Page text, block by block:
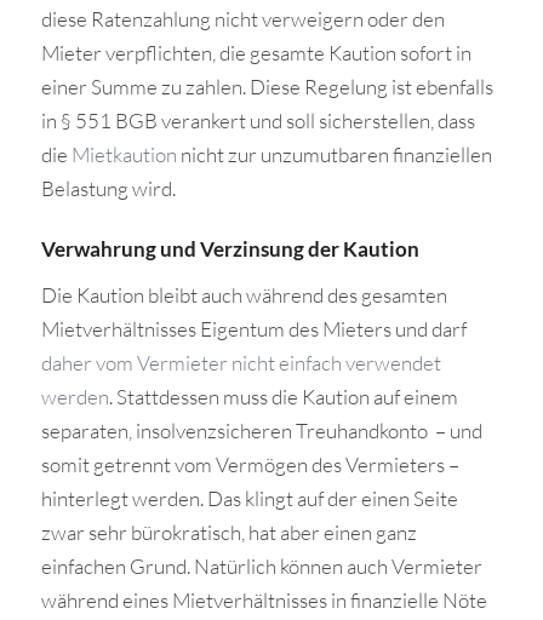
diese Ratenzahlung nicht verweigern oder den
Mieter verpflichten, die gesamte Kaution sofort in
einer Summe zu zahlen. Diese Regelung ist ebenfalls
in § 551 BGB verankert und soll sicherstellen, dass
die Mietkaution nicht zur unzumutbaren finanziellen
Belastung wird.
Verwahrung und Verzinsung der Kaution
Die Kaution bleibt auch während des gesamten
Mietverhältnisses Eigentum des Mieters und darf
daher vom Vermieter nicht einfach verwendet
werden. Stattdessen muss die Kaution auf einem
separaten, insolvenzsicheren Treuhandkonto – und
somit getrennt vom Vermögen des Vermieters –
hinterlegt werden. Das klingt auf der einen Seite
zwar sehr bürokratisch, hat aber einen ganz
einfachen Grund. Natürlich können auch Vermieter
während eines Mietverhältnisses in finanzielle Nöte